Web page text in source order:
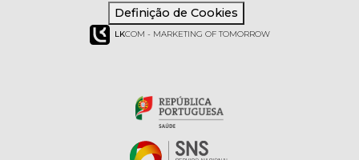
Definição de Cookies
LKCOM - MARKETING OF TOMORROW